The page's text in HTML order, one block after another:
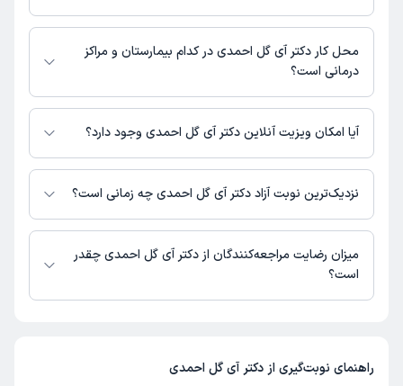
شماره تماس مطب دکتر آی گل احمدی در حال حاضر در این صفحه ثبت نشده
محل کار دکتر آی گل احمدی در کدام بیمارستان و مراکز
درمانی است؟
اطلاعاتی درباره محل فعالیت دکتر آی گل احمدی در مراکز درمانی در دسترس
نیست.
آیا امکان ویزیت آنلاین دکتر آی گل احمدی وجود دارد؟
در حال حاضر اطلاعاتی درباره ارائه ویزیت آنلاین توسط دکتر آی گل احمدی در
دسترس نیست. برای دریافت اطلاعات دقیق‌تر، لطفاً با مطب تماس بگیرید.
نزدیک‌ترین نوبت آزاد دکتر آی گل احمدی چه زمانی است؟
زمان نوبت‌دهی و پذیرش بیماران با هماهنگی مطب مشخص می‌شود.
میزان رضایت مراجعه‌کنندگان از دکتر آی گل احمدی چقدر
است؟
راهنمای نوبت‌گیری از دکتر آی گل احمدی